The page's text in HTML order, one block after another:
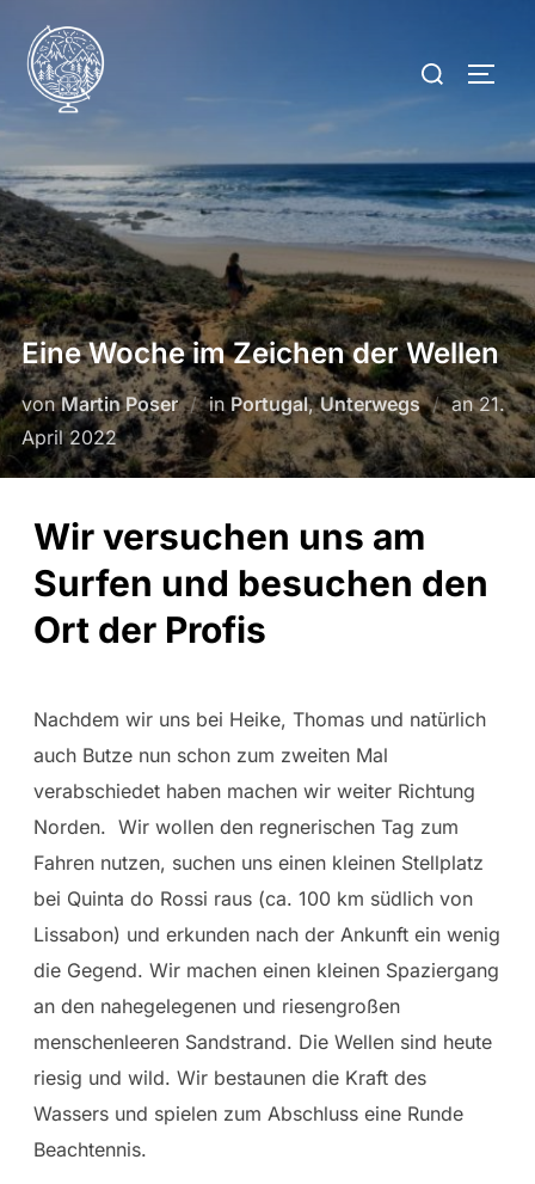
Eine Woche im Zeichen der Wellen
vonMartin Poser in Portugal,Unterwegs an21.
April 2022
Wir versuchen uns am
Surfen und besuchen den
Ort der Profis
Nachdem wir uns bei Heike, Thomas und natürlich
auch Butze nun schon zum zweiten Mal
verabschiedet haben machen wir weiter Richtung
Norden. Wir wollen den regnerischen Tag zum
Fahren nutzen, suchen uns einen kleinen Stellplatz
bei Quinta do Rossi raus (ca. 100 km südlich von
Lissabon) und erkunden nach der Ankunft ein wenig
die Gegend. Wir machen einen kleinen Spaziergang
an den nahegelegenen und riesengroßen
menschenleeren Sandstrand. Die Wellen sind heute
riesig und wild. Wir bestaunen die Kraft des
Wassers und spielen zum Abschluss eine Runde
Beachtennis.